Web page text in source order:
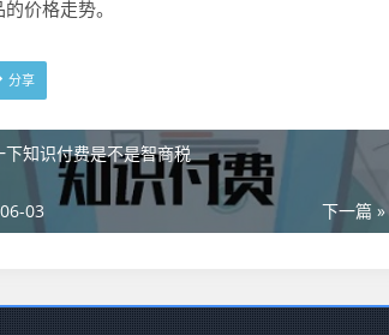
价格走势。
分享
下知识付费是不是智商税
下一篇 »
03